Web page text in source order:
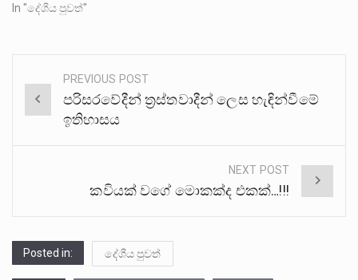
In "දේශීය පුවත්"
Post
navigation
PREVIOUS POST
පරිසරවේදීන් ත්‍රස්තවාදීන් ලෙස හැඳින්වීමේ
ඉතිහාසය
NEXT POST
කවියක් වගේ මොකක්ද එකක්…!!!
Posted in: දේශීය පුවත්